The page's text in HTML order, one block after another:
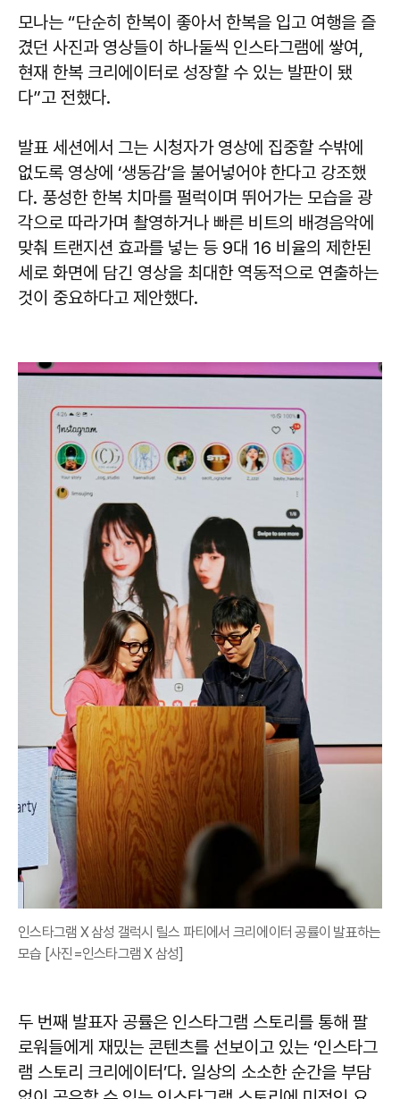
모나는 “단순히 한복이 좋아서 한복을 입고 여행을 즐
겼던 사진과 영상들이 하나둘씩 인스타그램에 쌓여,
현재 한복 크리에이터로 성장할 수 있는 발판이 됐
다”고 전했다.
발표 세션에서 그는 시청자가 영상에 집중할 수밖에
없도록 영상에 ‘생동감’을 불어넣어야 한다고 강조했
다. 풍성한 한복 치마를 펄럭이며 뛰어가는 모습을 광
각으로 따라가며 촬영하거나 빠른 비트의 배경음악에
맞춰 트랜지션 효과를 넣는 등 9대 16 비율의 제한된
세로 화면에 담긴 영상을 최대한 역동적으로 연출하는
것이 중요하다고 제안했다.
인스타그램 X 삼성 갤럭시 릴스 파티에서 크리에이터 공률이 발표하는
모습 [사진=인스타그램 X 삼성]
두 번째 발표자 공률은 인스타그램 스토리를 통해 팔
로워들에게 재밌는 콘텐츠를 선보이고 있는 ‘인스타그
램 스토리 크리에이터’다. 일상의 소소한 순간을 부담